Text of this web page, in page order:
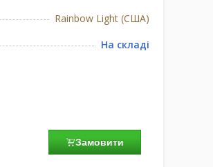
Rainbow Light (США)
На складі
Замовити